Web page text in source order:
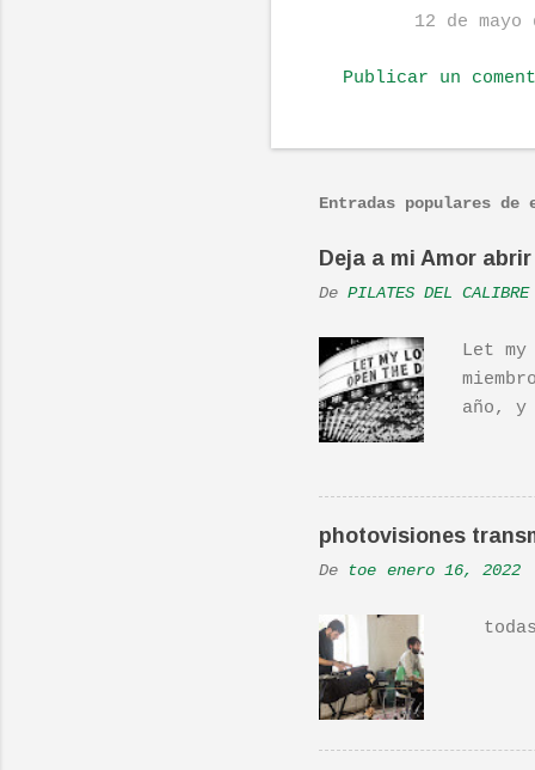
o
12 de
Publicar un
Entradas populares de
Deja a mi Amor
De PILATES DEL CALIBRE
Let
año,
una
Real
En
la
photovisiones
De toe enero 16, 2022